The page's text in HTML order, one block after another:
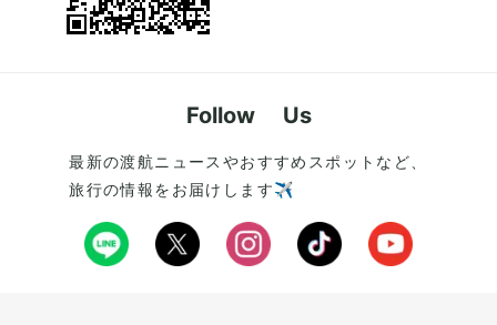
Follow Us
最新の渡航ニュースやおすすめスポットなど、
旅行の情報をお届けします✈️